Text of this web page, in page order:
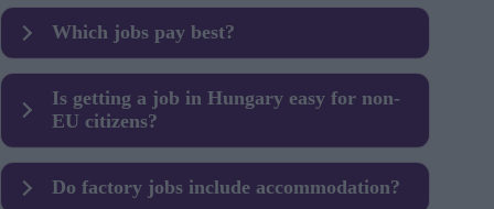
Yes, especially in Budapest and multinational firms.
Which jobs pay best?
IT, finance, engineering and pharma.
Is getting a job in Hungary easy for non-
EU citizens?
Possible, but employer sponsorship is key.
Do factory jobs include accommodation?